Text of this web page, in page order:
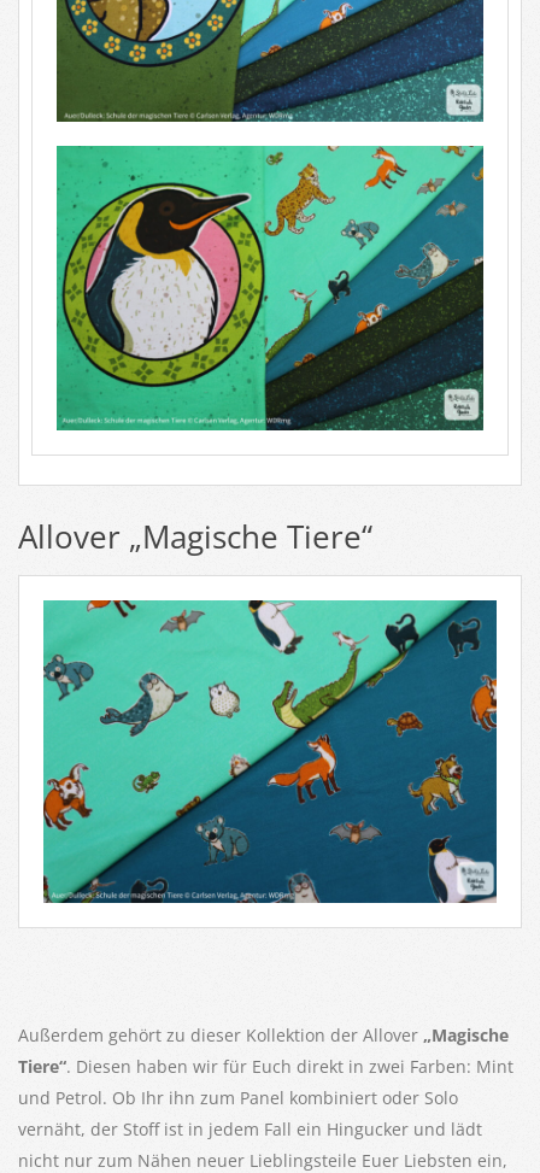
Allover „Magische Tiere“
Außerdem gehört zu dieser Kollektion der Allover „Magische
Tiere“. Diesen haben wir für Euch direkt in zwei Farben: Mint
und Petrol. Ob Ihr ihn zum Panel kombiniert oder Solo
vernäht, der Stoff ist in jedem Fall ein Hingucker und lädt
nicht nur zum Nähen neuer Lieblingsteile Euer Liebsten ein,